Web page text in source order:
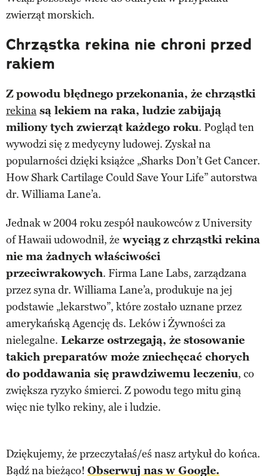
zwierząt morskich.
Chrząstka rekina nie chroni przed
rakiem
Z powodu błędnego przekonania, że chrząstki
rekina są lekiem na raka, ludzie zabijają
miliony tych zwierząt każdego roku. Pogląd ten
wywodzi się z medycyny ludowej. Zyskał na
popularności dzięki książce „Sharks Don’t Get Cancer.
How Shark Cartilage Could Save Your Life” autorstwa
dr. Williama Lane’a.
Jednak w 2004 roku zespół naukowców z University
of Hawaii udowodnił, że wyciąg z chrząstki rekina
nie ma żadnych właściwości
przeciwrakowych. Firma Lane Labs, zarządzana
przez syna dr. Williama Lane’a, produkuje na jej
podstawie „lekarstwo”, które zostało uznane przez
amerykańską Agencję ds. Leków i Żywności za
nielegalne. Lekarze ostrzegają, że stosowanie
takich preparatów może zniechęcać chorych
do poddawania się prawdziwemu leczeniu, co
zwiększa ryzyko śmierci. Z powodu tego mitu giną
więc nie tylko rekiny, ale i ludzie.
Dziękujemy, że przeczytałaś/eś nasz artykuł do końca.
Bądź na bieżąco! Obserwuj nas w Google.